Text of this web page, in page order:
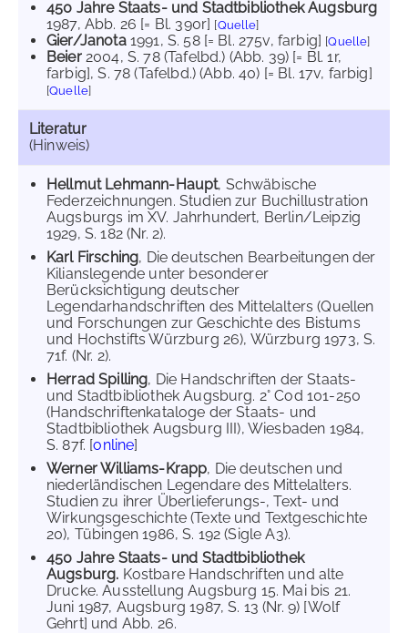
450 Jahre Staats- und Stadtbibliothek Augsburg
1987, Abb. 26 [= Bl. 390r] [Quelle]
Gier/Janota1991, S. 58 [= Bl. 275v, farbig] [Quelle]
Beier2004, S. 78 (Tafelbd.) (Abb. 39) [= Bl. 1r,
farbig], S. 78 (Tafelbd.) (Abb. 40) [= Bl. 17v, farbig]
[Quelle]
Literatur
(Hinweis)
Hellmut Lehmann-Haupt, Schwäbische
Federzeichnungen. Studien zur Buchillustration
Augsburgs im XV. Jahrhundert, Berlin/Leipzig
1929, S. 182 (Nr. 2).
Karl Firsching, Die deutschen Bearbeitungen der
Kilianslegende unter besonderer
Berücksichtigung deutscher
Legendarhandschriften des Mittelalters (Quellen
und Forschungen zur Geschichte des Bistums
und Hochstifts Würzburg 26), Würzburg 1973, S.
71f. (Nr. 2).
Herrad Spilling, Die Handschriften der Staats-
und Stadtbibliothek Augsburg. 2° Cod 101-250
(Handschriftenkataloge der Staats- und
Stadtbibliothek Augsburg III), Wiesbaden 1984,
S. 87f. [online]
Werner Williams-Krapp, Die deutschen und
niederländischen Legendare des Mittelalters.
Studien zu ihrer Überlieferungs-, Text- und
Wirkungsgeschichte (Texte und Textgeschichte
20), Tübingen 1986, S. 192 (Sigle A3).
450 Jahre Staats- und Stadtbibliothek
Augsburg. Kostbare Handschriften und alte
Drucke. Ausstellung Augsburg 15. Mai bis 21.
Juni 1987, Augsburg 1987, S. 13 (Nr. 9) [Wolf
Gehrt] und Abb. 26.